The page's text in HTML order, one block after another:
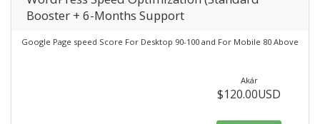
Booster + 6-Months Support
Google Page speed Score For Desktop 90-100 and For Mobile 80 Above
Akár
$120.00USD